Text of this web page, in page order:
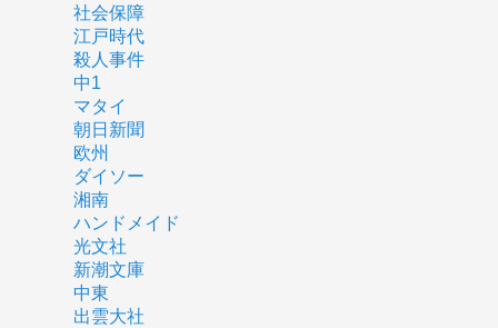
社会保障
江戸時代
殺人事件
中1
マタイ
朝日新聞
欧州
ダイソー
湘南
ハンドメイド
光文社
新潮文庫
中東
出雲大社